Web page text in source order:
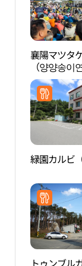
襄陽マツタ
（양양송이
緑園カルビ
トゥンブル